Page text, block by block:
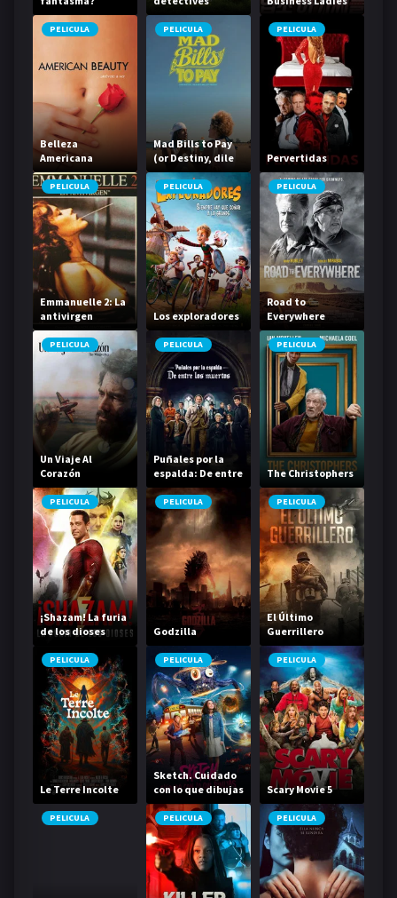
PELICULA
Belleza
Americana
PELICULA
Mad Bills to Pay
(or Destiny, dile
que no soy malo)
PELICULA
Pervertidas
PELICULA
Emmanuelle 2: La
antivirgen
PELICULA
Los exploradores
PELICULA
Road to
Everywhere
PELICULA
Un Viaje Al
Corazón
PELICULA
Puñales por la
espalda: De entre
los muertos
PELICULA
The Christophers
PELICULA
¡Shazam! La furia
de los dioses
PELICULA
Godzilla
PELICULA
El Último
Guerrillero
PELICULA
Le Terre Incolte
PELICULA
Sketch. Cuidado
con lo que dibujas
PELICULA
Scary Movie 5
PELICULA PELICULA PELICULA